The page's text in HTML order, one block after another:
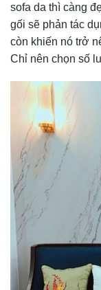
sofa da thì càng
gối sẽ phản tác
còn khiến nó trở
Chỉ nên chọn số